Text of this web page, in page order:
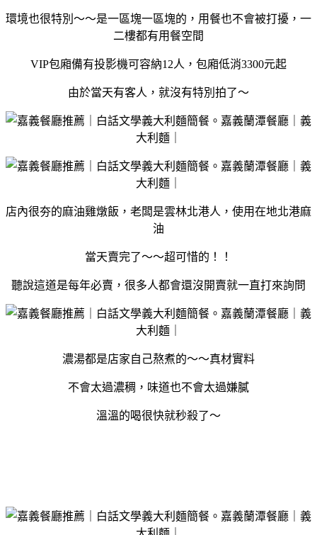
環境也很特別～～是一區塊一區塊的，用餐也不會被打擾，一
二樓都有用餐空間
VIP包廂備有投影機可容納12人，包廂低消3300元起
由於當天有客人，就沒有特別拍了～
店內很夯的麻油雞燉飯，老闆是雲林北港人，使用在地北港麻
油
當天賣完了～～超可惜的！！
聽說這道是每年必賣，很多人都會還沒開賣就一直打來詢問
濃湯都是店家自己熬煮的～～真材實料
不會太過濃稠，味道也不會太過嫌膩
溫溫的喝很快就秒殺了～